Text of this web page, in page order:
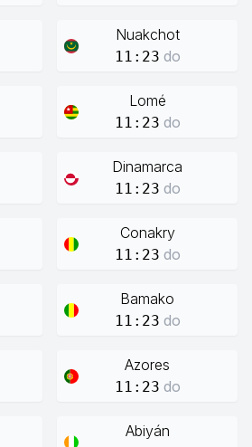
Nuakchot
11:23 do
Lomé
11:23 do
Dinamarca
11:23 do
Conakry
11:23 do
Bamako
11:23 do
Azores
11:23 do
Abiyán